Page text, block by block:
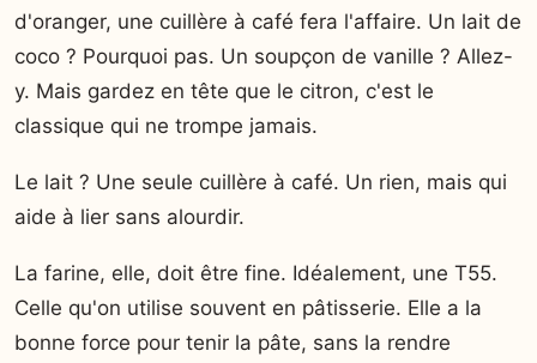
d'oranger, une cuillère à café fera l'affaire. Un lait de
coco ? Pourquoi pas. Un soupçon de vanille ? Allez-
y. Mais gardez en tête que le citron, c'est le
classique qui ne trompe jamais.
Le lait ? Une seule cuillère à café. Un rien, mais qui
aide à lier sans alourdir.
La farine, elle, doit être fine. Idéalement, une T55.
Celle qu'on utilise souvent en pâtisserie. Elle a la
bonne force pour tenir la pâte, sans la rendre